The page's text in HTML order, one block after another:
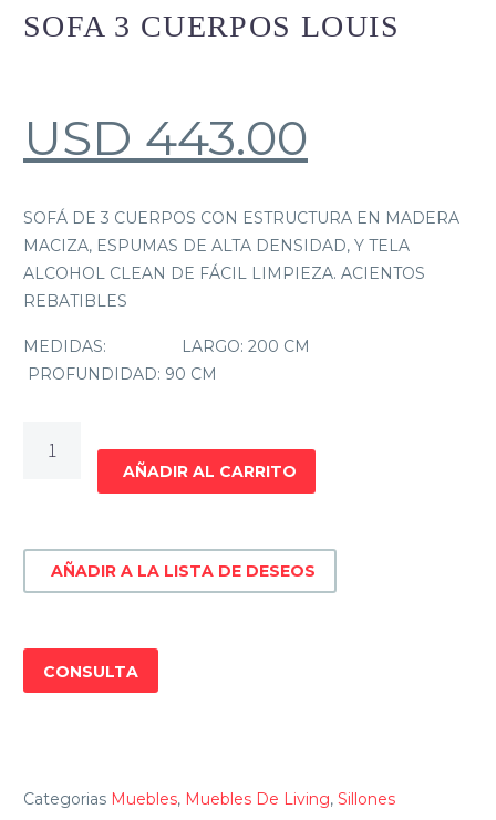
SOFA 3 CUERPOS LOUIS
USD 443.00
SOFÁ DE 3 CUERPOS CON ESTRUCTURA EN MADERA
MACIZA, ESPUMAS DE ALTA DENSIDAD, Y TELA
ALCOHOL CLEAN DE FÁCIL LIMPIEZA. ACIENTOS
REBATIBLES
MEDIDAS: LARGO: 200 CM
PROFUNDIDAD: 90 CM
CUERPOS
cantidad
AÑADIR AL CARRITO
AÑADIR A LA LISTA DE DESEOS
CONSULTA
Categorias Muebles, Muebles De Living, Sillones